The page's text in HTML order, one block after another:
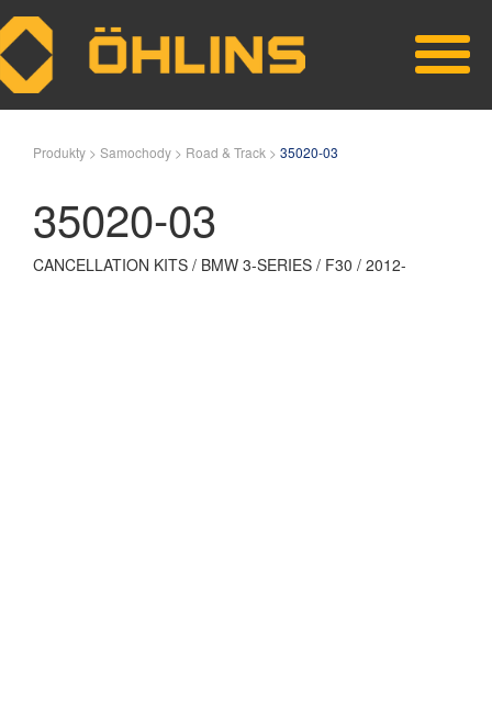
Produkty > Samochody > Road & Track > 35020-03
35020-03
CANCELLATION KITS / BMW 3-SERIES / F30 / 2012-